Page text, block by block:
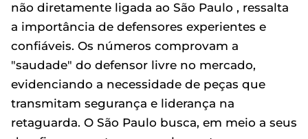
não diretamente ligada ao São Paulo , ressalta
a importância de defensores experientes e
confiáveis. Os números comprovam a
"saudade" do defensor livre no mercado,
evidenciando a necessidade de peças que
transmitam segurança e liderança na
retaguarda. O São Paulo busca, em meio a seus